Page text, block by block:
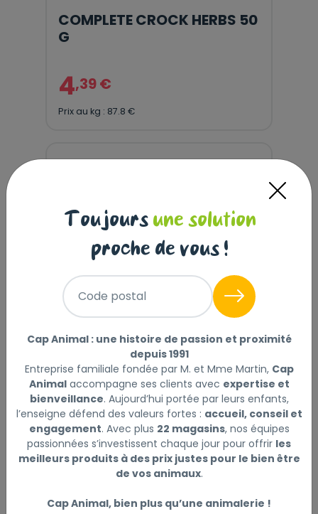
COMPLETE CROCK HERBS 50
G
4,39 €
Prix au kg : 87.8 €
COMPLETE CUNI JUNIOR 500
G
6,40 €
Prix au kg : 12.8 €
Toujours une solution
proche de vous !
Code postal
Cap Animal : une histoire de passion et proximité
depuis 1991
Entreprise familiale fondée par M. et Mme Martin, Cap
Animalaccompagne ses clients avec expertise et
bienveillance. Aujourd’hui portée par leurs enfants,
l’enseigne défend des valeurs fortes : accueil, conseil et
engagement. Avec plus 22 magasins, nos équipes
passionnées s’investissent chaque jour pour offrir les
meilleurs produits à des prix justes pour le bien être
de vos animaux.
Cap Animal, bien plus qu’une animalerie !